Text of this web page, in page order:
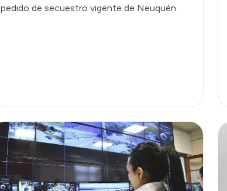
pedido de secuestro vigente de Neuquén.